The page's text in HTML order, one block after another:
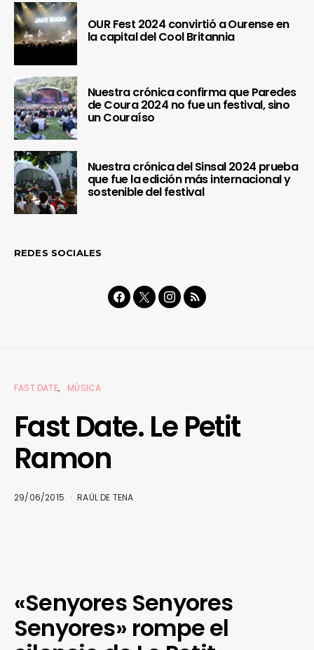
OUR Fest 2024 convirtió a Ourense en
la capital del Cool Britannia
Nuestra crónica confirma que Paredes
de Coura 2024 no fue un festival, sino
un Couraíso
Nuestra crónica del Sinsal 2024 prueba
que fue la edición más internacional y
sostenible del festival
REDES SOCIALES
FAST DATE MÚSICA
Fast Date. Le Petit
Ramon
29/06/2015 RAÜL DE TENA
«Senyores Senyores
Senyores» rompe el